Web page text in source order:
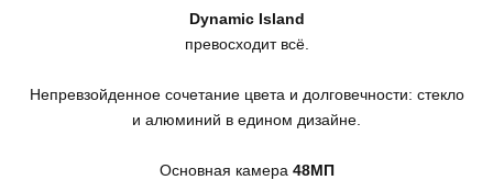
Dynamic Island
превосходит всё.
Непревзойденное сочетание цвета и долговечности: стекло
и алюминий в едином дизайне.
Основная камера 48МП